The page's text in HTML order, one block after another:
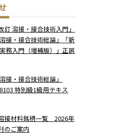
訂 溶接・接合技術入門」
溶接・接合技術総論」「新
務入門（増補版）」正誤
接・接合技術総論」
8103 特別級1級用テキス
溶接材料銘柄一覧 2026年
のご案内